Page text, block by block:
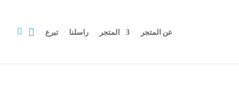
عن المتجر المتجر راسلنا تبرع 
